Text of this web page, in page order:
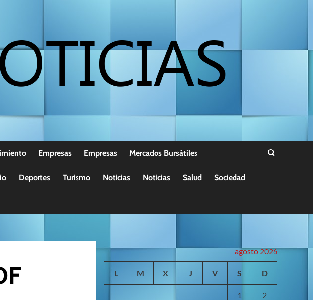
Empresas Empresas Mercados Bursátiles
Deportes Turismo Noticias Noticias Salud Sociedad
agosto 2026
L M X J V S D
1 2